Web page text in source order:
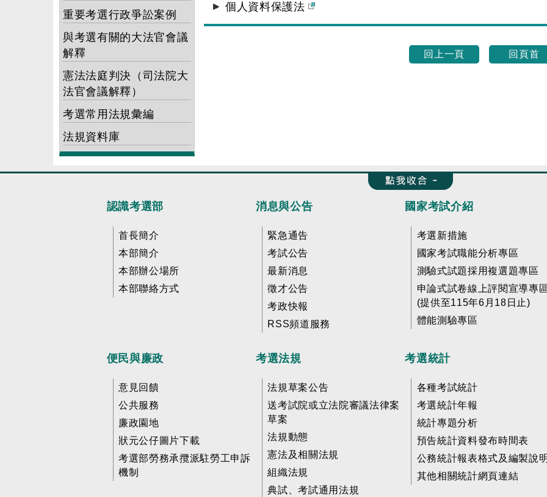
重要考選行政爭訟案例
與考選有關的大法官會議
解釋
憲法法庭判決（司法院大
法官會議解釋）
考選常用法規彙編
法規資料庫
個人資料保護法
回上一頁 回頁首
收合 FatFooter
認識考選部
首長簡介
本部簡介
本部辦公場所
本部聯絡方式
消息與公告
緊急通告
考試公告
最新消息
徵才公告
考政快報
RSS頻道服務
國家考試介紹
考選新措施
國家考試職能分析專區
測驗式試題採用複選題專區
申論式試卷線上評閱宣導專
(提供至115年6月18日止)
體能測驗專區
便民與廉政
意見回饋
公共服務
廉政園地
狀元公仔圖片下載
考選部勞務承攬派駐勞工申訴
機制
考選法規
法規草案公告
送考試院或立法院審議法律案
草案
法規動態
憲法及相關法規
組織法規
典試、考試通用法規
考選統計
各種考試統計
考選統計年報
統計專題分析
預告統計資料發布時間表
公務統計報表格式及編製說
其他相關統計網頁連結